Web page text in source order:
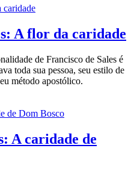
A flor da caridade
de Francisco de Sales é
toda sua pessoa, seu estilo de
método apostólico.
A caridade de